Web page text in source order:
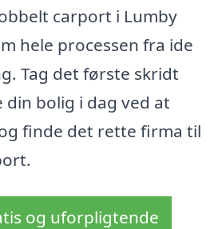
carport i Lumby
hele processen fra ide
Tag det første skridt
bolig i dag ved at
finde det rette firma til
og uforpligtende